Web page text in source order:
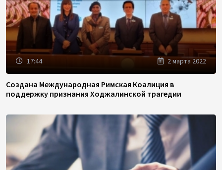
17:44 2 марта 2022
Создана Международная Римская Коалиция в
поддержку признания Ходжалинской трагедии